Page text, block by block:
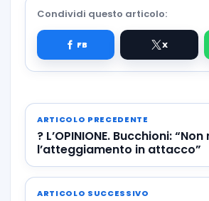
Condividi questo articolo:
ARTICOLO PRECEDENTE
? L’OPINIONE. Bucchioni:
l’atteggiamento in attacco”
ARTICOLO SUCCESSIVO